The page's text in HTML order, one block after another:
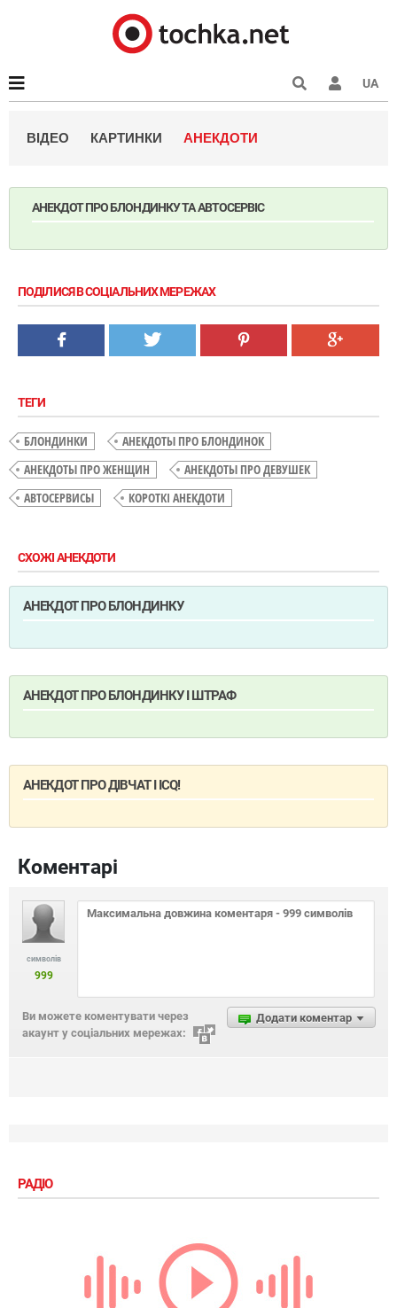
UA
ВІДЕО КАРТИНКИ АНЕКДОТИ
АНЕКДОТ ПРО БЛОНДИНКУ ТА АВТОСЕРВІС
ПОДІЛИСЯ В СОЦІАЛЬНИХ МЕРЕЖАХ
ТЕГИ
БЛОНДИНКИ
АНЕКДОТЫ ПРО БЛОНДИНОК
АНЕКДОТЫ ПРО ЖЕНЩИН
АНЕКДОТЫ ПРО ДЕВУШЕК
АВТОСЕРВИСЫ
КОРОТКІ АНЕКДОТИ
СХОЖІ АНЕКДОТИ
АНЕКДОТ ПРО БЛОНДИНКУ
АНЕКДОТ ПРО БЛОНДИНКУ І ШТРАФ
АНЕКДОТ ПРО ДІВЧАТ І IСQ!
Коментарі
символів
999
Додати коментар
Ви можете коментувати через
акаунт у соціальних мережах:
РАДІО